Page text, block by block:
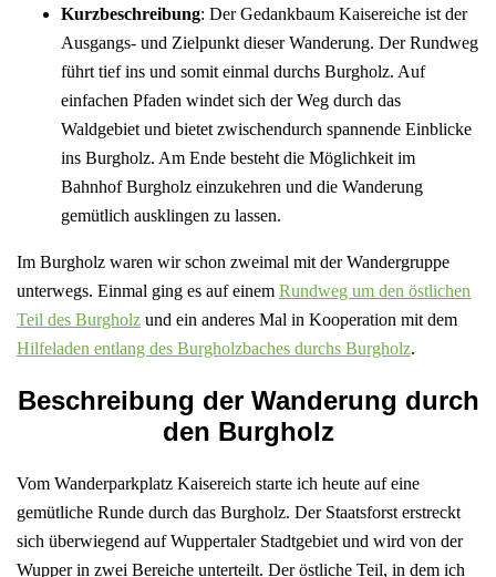
Kurzbeschreibung: Der Gedankbaum Kaisereiche ist der
Ausgangs- und Zielpunkt dieser Wanderung. Der Rundweg
führt tief ins und somit einmal durchs Burgholz. Auf
einfachen Pfaden windet sich der Weg durch das
Waldgebiet und bietet zwischendurch spannende Einblicke
ins Burgholz. Am Ende besteht die Möglichkeit im
Bahnhof Burgholz einzukehren und die Wanderung
gemütlich ausklingen zu lassen.
Im Burgholz waren wir schon zweimal mit der Wandergruppe
unterwegs. Einmal ging es auf einem Rundweg um den östlichen
Teil des Burgholz und ein anderes Mal in Kooperation mit dem
Hilfeladen entlang des Burgholzbaches durchs Burgholz.
Beschreibung der Wanderung durch
den Burgholz
Vom Wanderparkplatz Kaisereich starte ich heute auf eine
gemütliche Runde durch das Burgholz. Der Staatsforst erstreckt
sich überwiegend auf Wuppertaler Stadtgebiet und wird von der
Wupper in zwei Bereiche unterteilt. Der östliche Teil, in dem ich